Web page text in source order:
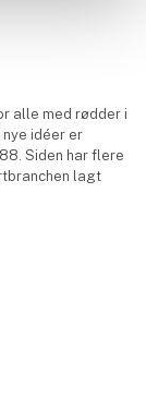
alle med rødder i
idéer er
Siden har flere
lagt